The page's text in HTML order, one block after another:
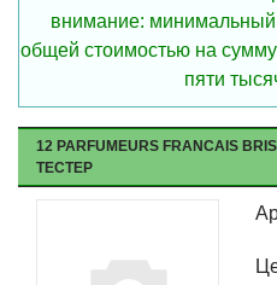
внимание: минимальный
общей стоимостью на
пяти
12 PARFUMEURS FRANCAIS
ТЕСТЕР